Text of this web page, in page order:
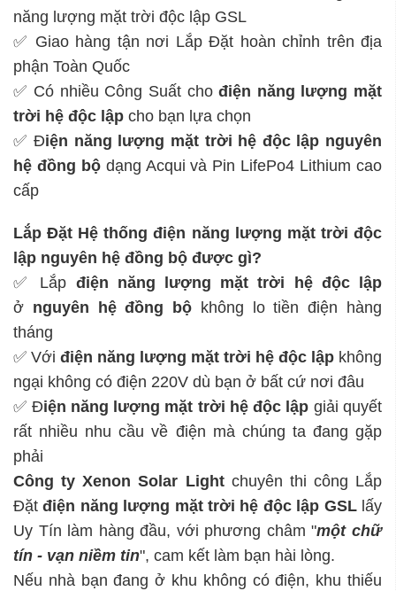
năng lượng mặt trời độc lập GSL
✅ Giao hàng tận nơi Lắp Đặt hoàn chỉnh trên địa
phận Toàn Quốc
✅ Có nhiều Công Suất chođiện năng lượng mặt
trời hệ độc lập cho bạn lựa chọn
✅ Điện năng lượng mặt trời hệ độc lập nguyên
hệ đồng bộdạng Acqui và Pin LifePo4 Lithium cao
cấp
Lắp Đặt Hệ thống điện năng lượng mặt trời độc
lập nguyên hệ đồng bộ được gì?
✅ Lắp điện năng lượng mặt trời hệ độc lập
ở nguyên hệ đồng bộ không lo tiền điện hàng
tháng
✅ Với điện năng lượng mặt trời hệ độc lập không
ngại không có điện 220V dù bạn ở bất cứ nơi đâu
✅ Điện năng lượng mặt trời hệ độc lập giải quyết
rất nhiều nhu cầu về điện mà chúng ta đang gặp
phải
Công ty Xenon Solar Lightchuyên thi công Lắp
Đặtđiện năng lượng mặt trời hệ độc lập GSLlấy
Uy Tín làm hàng đầu, với phương châm "một chữ
tín - vạn niềm tin", cam kết làm bạn hài lòng.
Nếu nhà bạn đang ở khu không có điện, khu thiếu